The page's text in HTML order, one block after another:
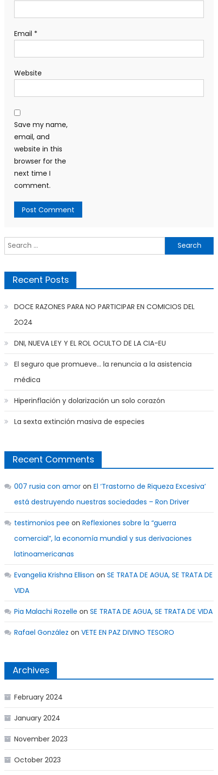
Email *
Website
Save my name,
email, and
website in this
browser for the
next time I
comment.
Search
for:
Recent Posts
DOCE RAZONES PARA NO PARTICIPAR EN COMICIOS DEL
2O24
DNI, NUEVA LEY Y EL ROL OCULTO DE LA CIA-EU
El seguro que promueve… la renuncia a la asistencia
médica
Hiperinflación y dolarización un solo corazón
La sexta extinción masiva de especies
Recent Comments
007 rusia con amoron El ‘Trastorno de Riqueza Excesiva’
está destruyendo nuestras sociedades – Ron Driver
testimonios pee on Reflexiones sobre la “guerra
comercial”, la economía mundial y sus derivaciones
latinoamericanas
Evangelia Krishna Ellison on SE TRATA DE AGUA, SE TRATA DE
VIDA
Pia Malachi Rozelle on SE TRATA DE AGUA, SE TRATA DE VIDA
Rafael González on VETE EN PAZ DIVINO TESORO
Archives
February 2024
January 2024
November 2023
October 2023